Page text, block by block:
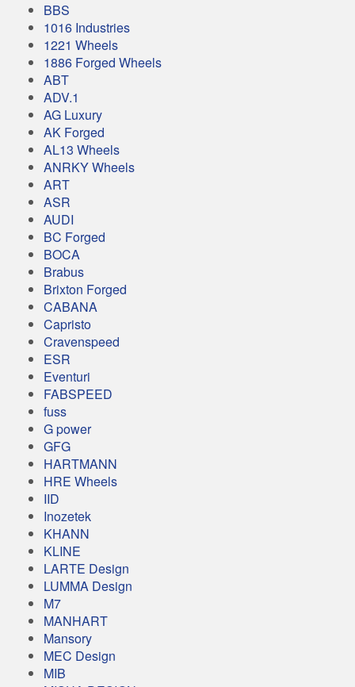
BBS
1016 Industries
1221 Wheels
1886 Forged Wheels
ABT
ADV.1
AG Luxury
AK Forged
AL13 Wheels
ANRKY Wheels
ART
ASR
AUDI
BC Forged
BOCA
Brabus
Brixton Forged
CABANA
Capristo
Cravenspeed
ESR
Eventuri
FABSPEED
fuss
G power
GFG
HARTMANN
HRE Wheels
IID
Inozetek
KHANN
KLINE
LARTE Design
LUMMA Design
M7
MANHART
Mansory
MEC Design
MIB